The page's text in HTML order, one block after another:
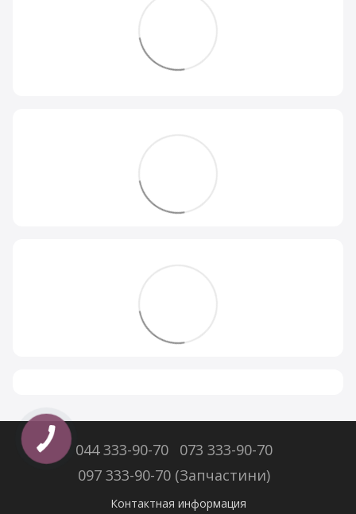
044 333-90-70
073 333-90-70
097 333-90-70 (Запчастини)
Контактная информация